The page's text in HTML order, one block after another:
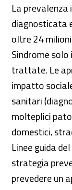
La
diagnosticata
oltre 24
Sindrome solo
trattate. Le
impatto
sanitari
molteplici
domestici,
Linee guida
strategia
prevedere un